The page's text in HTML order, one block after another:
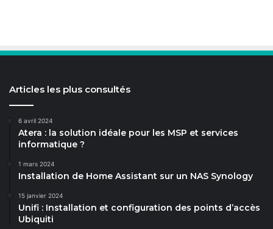
Articles les plus consultés
6 avril 2024
Atera : la solution idéale pour les MSP et services
informatique ?
1 mars 2024
Installation de Home Assistant sur un NAS Synology
15 janvier 2024
Unifi : Installation et configuration des points d’accès
Ubiquiti